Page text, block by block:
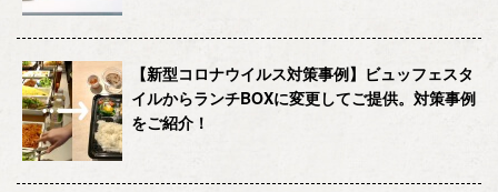
【新型コロナウイルス対策事例】ビュッフェスタ
イルからランチBOXに変更してご提供。対策事例
をご紹介！